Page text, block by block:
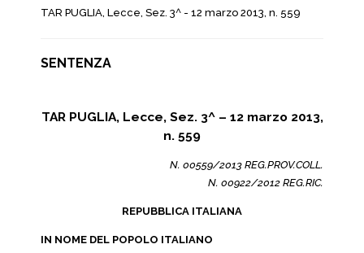
TAR PUGLIA, Lecce, Sez. 3^ - 12 marzo 2013, n. 559
SENTENZA
TAR PUGLIA, Lecce, Sez. 3^ – 12 marzo 2013,
n. 559
N. 00559/2013 REG.PROV.COLL.
N. 00922/2012 REG.RIC.
REPUBBLICA ITALIANA
IN NOME DEL POPOLO ITALIANO